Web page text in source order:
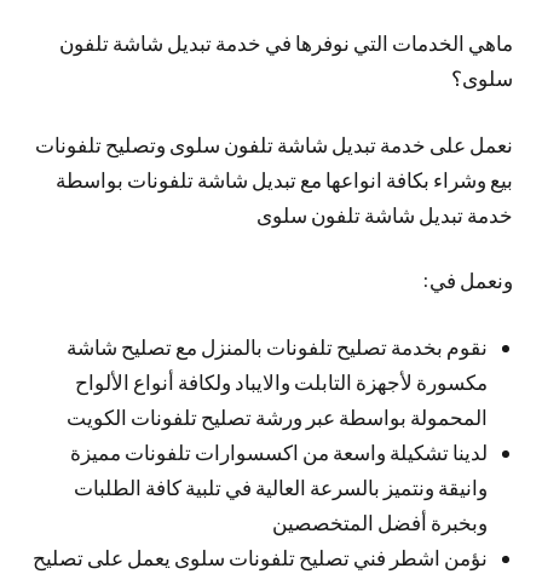
ماهي الخدمات التي نوفرها في خدمة تبديل شاشة تلفون
سلوى؟
نعمل على خدمة تبديل شاشة تلفون سلوى وتصليح تلفونات
بيع وشراء بكافة انواعها مع تبديل شاشة تلفونات بواسطة
خدمة تبديل شاشة تلفون سلوى
ونعمل في:
نقوم بخدمة تصليح تلفونات بالمنزل مع تصليح شاشة
مكسورة لأجهزة التابلت والايباد ولكافة أنواع الألواح
المحمولة بواسطة عبر ورشة تصليح تلفونات الكويت
لدينا تشكيلة واسعة من اكسسوارات تلفونات مميزة
وانيقة ونتميز بالسرعة العالية في تلبية كافة الطلبات
وبخبرة أفضل المتخصصين
نؤمن اشطر فني تصليح تلفونات سلوى يعمل على تصليح